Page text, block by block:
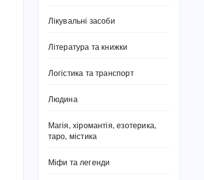
Лікувальні засоби
Література та книжки
Логістика та транспорт
Людина
Магія, хіромантія, езотерика,
таро, містика
Міфи та легенди